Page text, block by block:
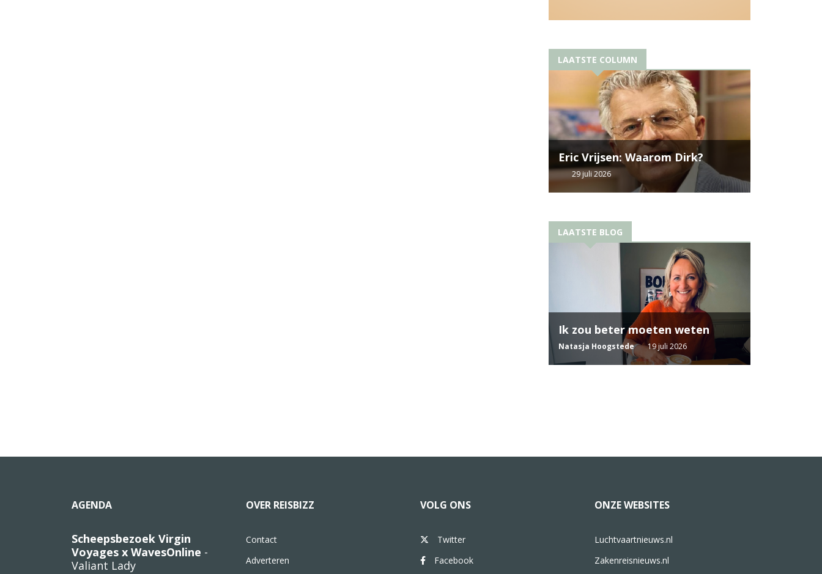
LAATSTE COLUMN
Eric Vrijsen: Waarom Dirk?
29 juli 2026
LAATSTE BLOG
Ik zou beter moeten weten
Natasja Hoogstede 19 juli 2026
AGENDA
Scheepsbezoek Virgin
Voyages x WavesOnline -
Valiant Lady
OVER REISBIZZ
Contact
Adverteren
VOLG ONS
Twitter
Facebook
ONZE WEBSITES
Luchtvaartnieuws.nl
Zakenreisnieuws.nl